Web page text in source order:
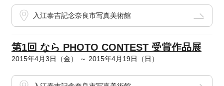
入江泰吉記念奈良市写真美術館
第1回 なら PHOTO CONTEST 受賞作品展
2015年4月3日（金） ～ 2015年4月19日（日）